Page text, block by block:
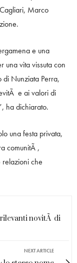
Marco
e una
una vita vissuta con
Nunziata Perra,
e ai valori di
ha dichiarato.
una festa privata,
comunitÃ ,
che
novitÃ di
NEXT ARTICLE